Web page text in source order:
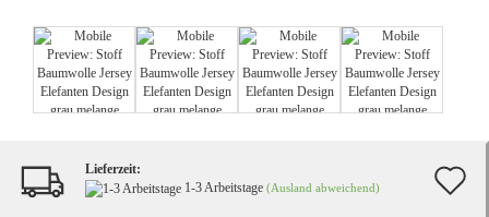
Lieferzeit:
1-3 Arbeitstage (Ausland abweichend)